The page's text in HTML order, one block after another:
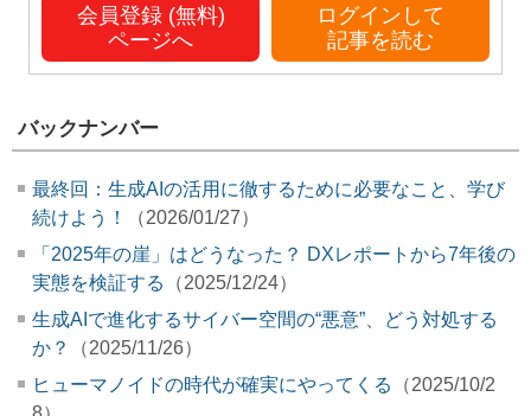
会員登録 (無料)
ページへ
ログインして
記事を読む
バックナンバー
最終回：生成AIの活用に徹するために必要なこと、学び
続けよう！
（2026/01/27）
「2025年の崖」はどうなった？ DXレポートから7年後の
実態を検証する
（2025/12/24）
生成AIで進化するサイバー空間の“悪意”、どう対処する
か？
（2025/11/26）
ヒューマノイドの時代が確実にやってくる
（2025/10/2